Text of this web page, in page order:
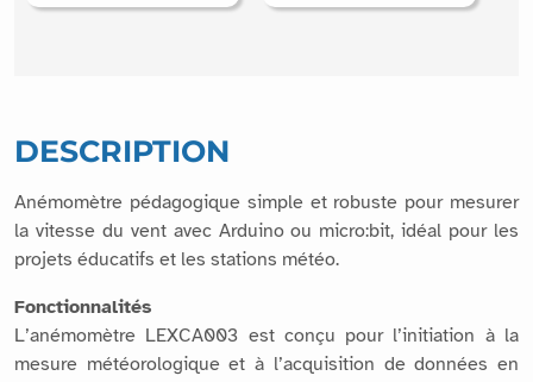
DESCRIPTION
Anémomètre pédagogique simple et robuste pour mesurer
la vitesse du vent avec Arduino ou micro:bit, idéal pour les
projets éducatifs et les stations météo.
Fonctionnalités
L’anémomètre LEXCA003 est conçu pour l’initiation à la
mesure météorologique et à l’acquisition de données en